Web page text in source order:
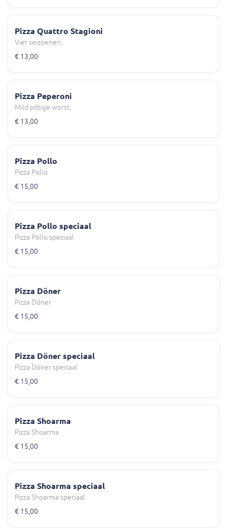
Pizza Quattro Stagioni
Vier seizoenen.
€ 13,00
Pizza Peperoni
Mild pittige worst.
€ 13,00
Pizza Pollo
Pizza Pollo
€ 15,00
Pizza Pollo speciaal
Pizza Pollo speciaal
€ 15,00
Pizza Döner
Pizza Döner
€ 15,00
Pizza Döner speciaal
Pizza Döner speciaal
€ 15,00
Pizza Shoarma
Pizza Shoarma
€ 15,00
Pizza Shoarma speciaal
Pizza Shoarma speciaal
€ 15,00